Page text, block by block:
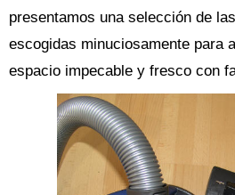
presentamos una selección de
escogidas minuciosamente para
espacio impecable y fresco con